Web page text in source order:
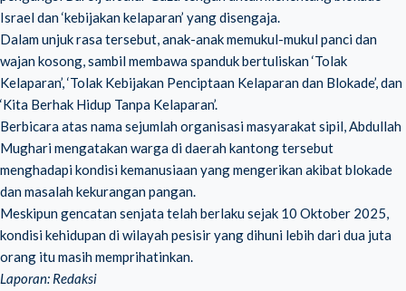
Israel dan ‘kebijakan kelaparan’ yang disengaja.
Dalam unjuk rasa tersebut, anak-anak memukul-mukul panci dan
wajan kosong, sambil membawa spanduk bertuliskan ‘Tolak
Kelaparan’, ‘Tolak Kebijakan Penciptaan Kelaparan dan Blokade’, dan
‘Kita Berhak Hidup Tanpa Kelaparan’.
Berbicara atas nama sejumlah organisasi masyarakat sipil, Abdullah
Mughari mengatakan warga di daerah kantong tersebut
menghadapi kondisi kemanusiaan yang mengerikan akibat blokade
dan masalah kekurangan pangan.
Meskipun gencatan senjata telah berlaku sejak 10 Oktober 2025,
kondisi kehidupan di wilayah pesisir yang dihuni lebih dari dua juta
orang itu masih memprihatinkan.
Laporan: Redaksi